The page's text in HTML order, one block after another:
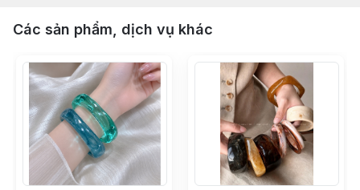
Các sản phẩm, dịch vụ khác